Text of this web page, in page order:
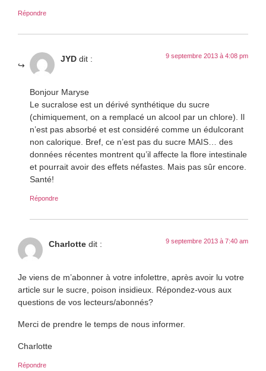
Répondre
JYD dit : 9 septembre 2013 à 4:08 pm
Bonjour Maryse
Le sucralose est un dérivé synthétique du sucre
(chimiquement, on a remplacé un alcool par un chlore). Il
n’est pas absorbé et est considéré comme un édulcorant
non calorique. Bref, ce n’est pas du sucre MAIS… des
données récentes montrent qu’il affecte la flore intestinale
et pourrait avoir des effets néfastes. Mais pas sûr encore.
Santé!
Répondre
Charlotte dit : 9 septembre 2013 à 7:40 am
Je viens de m’abonner à votre infolettre, après avoir lu votre
article sur le sucre, poison insidieux. Répondez-vous aux
questions de vos lecteurs/abonnés?
Merci de prendre le temps de nous informer.
Charlotte
Répondre